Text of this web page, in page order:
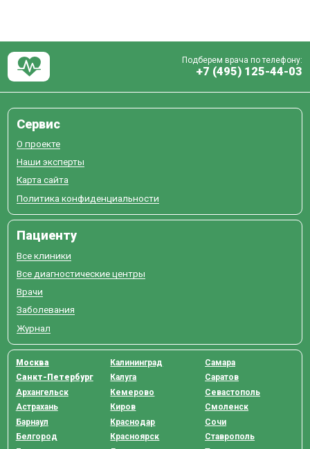
Подберем врача по телефону:
+7 (495) 125-44-03
Сервис
О проекте
Наши эксперты
Карта сайта
Политика конфиденциальности
Пациенту
Все клиники
Все диагностические центры
Врачи
Заболевания
Журнал
Москва
Санкт-Петербург
Архангельск
Астрахань
Барнаул
Белгород
Калининград
Калуга
Кемерово
Киров
Краснодар
Красноярск
Самара
Саратов
Севастополь
Смоленск
Сочи
Ставрополь